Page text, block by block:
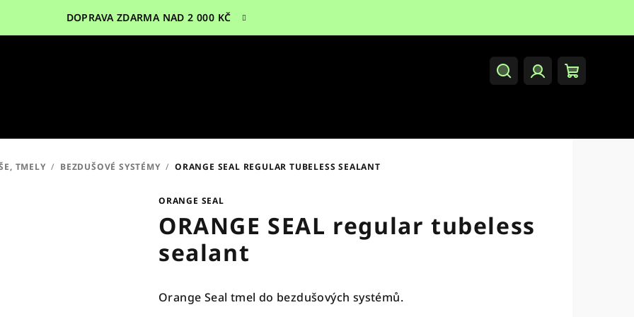
DOPRAVA ZDARMA NAD 2 000 KČ
HledatPřihlášeníNákupní
TMELY / BEZDUŠOVÉ SYSTÉMY / ORANGE SEAL REGULAR TUBELESS SEALANT
ORANGE SEAL
ORANGE SEAL regular tubeless
sealant
Orange Seal tmel do bezdušových systémů.